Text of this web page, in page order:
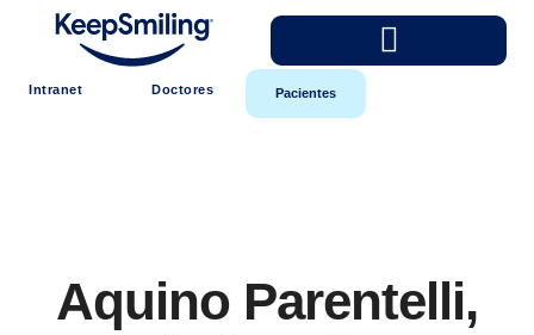
Intranet Doctores Pacientes
Aquino Parentelli,